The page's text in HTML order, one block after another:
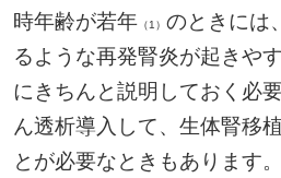
時年齢が若年（1） のときには
るような再発腎炎が起きや
にきちんと説明しておく必
ん透析導入して、生体腎移
とが必要なときもあります。